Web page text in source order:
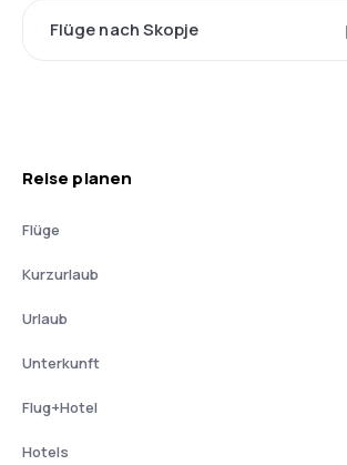
Flüge nach Skopje
Reise planen
Flüge
Kurzurlaub
Urlaub
Unterkunft
Flug+Hotel
Hotels